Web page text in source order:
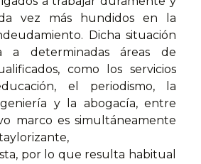
vez más hundidos en la
Dicha situación
a determinadas áreas de
como los servicios
el periodismo, la
y la abogacía, entre
marco es simultáneamente
por lo que resulta habitual